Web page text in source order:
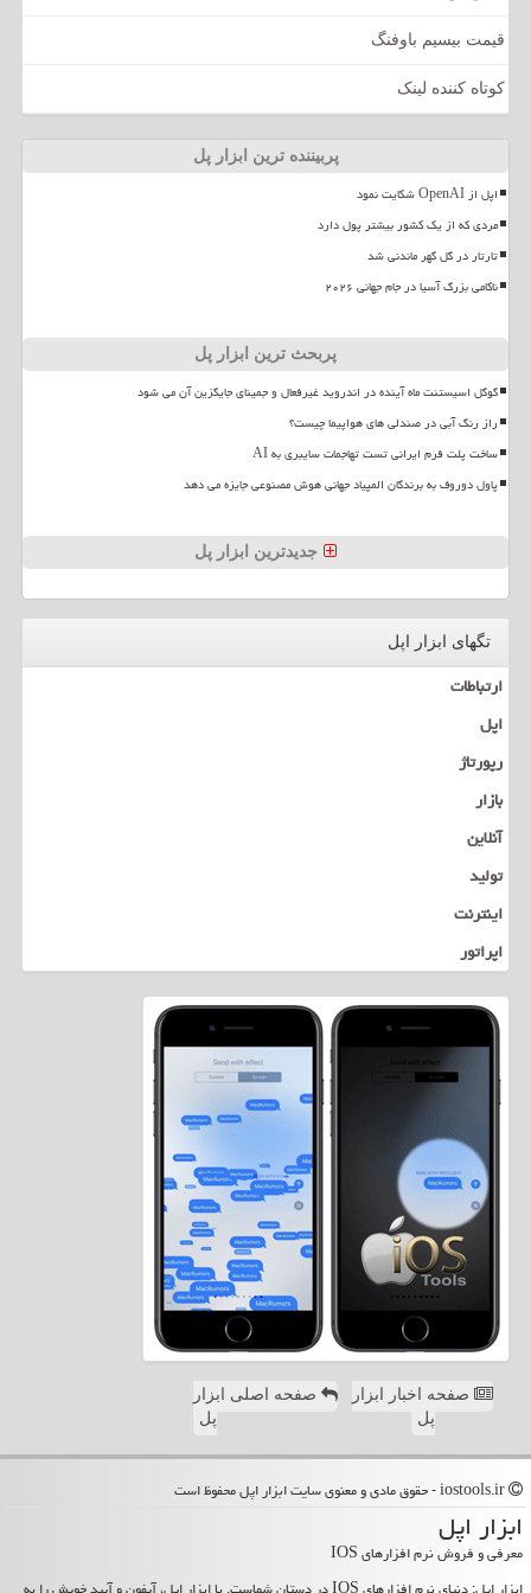
قیمت بیسیم باوفنگ
کوتاه کننده لینک
پربیننده ترین ابزار پل
اپل از OpenAI شکایت نمود
مردی که از یک کشور بیشتر پول دارد
تارتار در گل گهر ماندنی شد
ناکامی بزرگ آسیا در جام جهانی ۲۰۲۶
پربحث ترین ابزار پل
گوگل اسیستنت ماه آینده در اندروید غیرفعال و جمینای جایگزین آن می شود
راز رنگ آبی در صندلی های هواپیما چیست؟
ساخت پلت فرم ایرانی تست تهاجمات سایبری به AI
پاول دوروف به برندگان المپیاد جهانی هوش مصنوعی جایزه می دهد
جدیدترین ابزار پل
تگهای ابزار اپل
ارتباطات
اپل
رپورتاژ
بازار
آنلاین
تولید
اینترنت
اپراتور
صفحه اخبار ابزار
پل
صفحه اصلی ابزار
پل
ابزار اپل
معرفی و فروش نرم افزارهای IOS